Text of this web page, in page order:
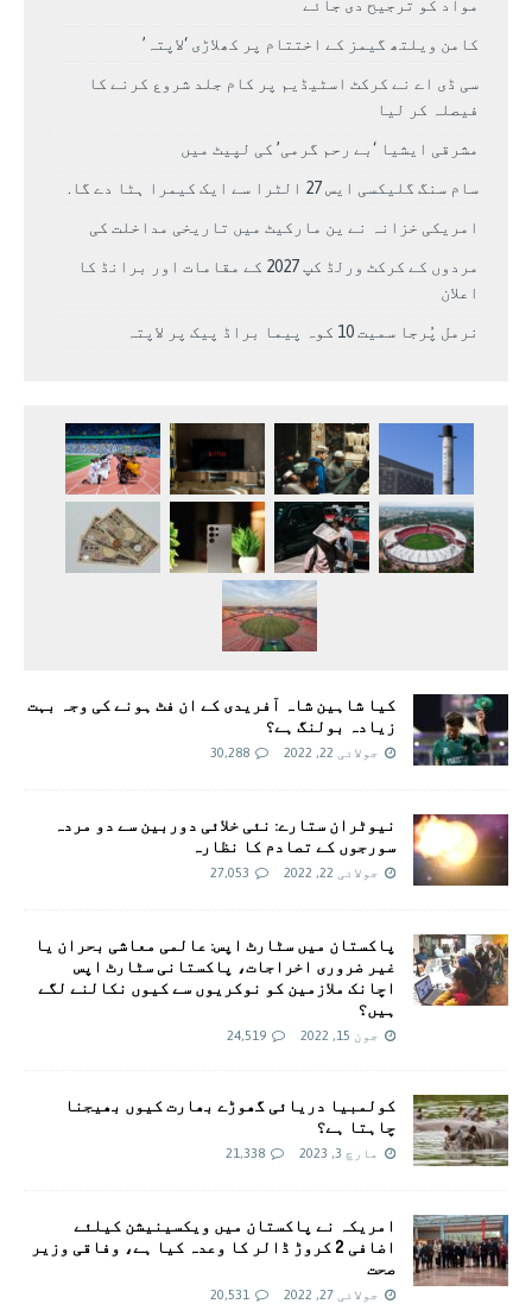
مواد کو ترجیح دی جائے
کامن ویلتھ گیمز کے اختتام پر کھلاڑی ‘لاپتہ’
سی ڈی اے نے کرکٹ اسٹیڈیم پر کام جلد شروع کرنے کا
فیصلہ کر لیا
مشرقی ایشیا ‘بے رحم گرمی’ کی لپیٹ میں
سام سنگ گلیکسی ایس 27 الٹرا سے ایک کیمرا ہٹا دے گا.
امریکی خزانہ نے ین مارکیٹ میں تاریخی مداخلت کی
مردوں کے کرکٹ ورلڈ کپ 2027 کے مقامات اور برانڈ کا
اعلان
نرمل پُرجا سمیت 10 کوہ پیما براڈ پیک پر لاپتہ
کیا شاہین شاہ آفریدی کے ان فٹ ہونے کی وجہ بہت
زیادہ بولنگ ہے؟
جولائی 22, 2022 30,288
نیوٹران ستارے: نئی خلائی دوربین سے دو مردہ
سورجوں کے تصادم کا نظارہ
جولائی 22, 2022 27,053
پاکستان میں سٹارٹ اپس: عالمی معاشی بحران یا
غیر ضروری اخراجات، پاکستانی سٹارٹ اپس
اچانک ملازمین کو نوکریوں سے کیوں نکالنے لگے
ہیں؟
جون 15, 2022 24,519
کولمبیا دریائی گھوڑے بھارت کیوں بھیجنا
چاہتا ہے؟
مارچ 3, 2023 21,338
امريکہ نے پاکستان میں ویکسینیشن کیلئے
اضافی 2 کروڑ ڈالر کا وعدہ کیا ہے، وفاقی وزیر
صحت
جولائی 27, 2022 20,531